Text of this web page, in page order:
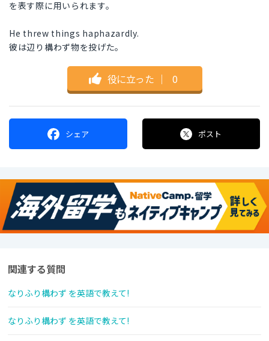
を表す際に用いられます。
He threw things haphazardly.
彼は辺り構わず物を投げた。
役に立った ｜ 0
シェア ポスト
関連する質問
なりふり構わず を英語で教えて!
なりふり構わず を英語で教えて!